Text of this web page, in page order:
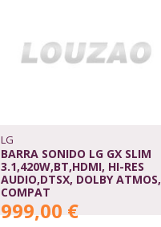
LG
BARRA SONIDO LG GX SLIM
3.1,420W,BT,HDMI, HI-RES
AUDIO,DTSX, DOLBY ATMOS,
COMPAT
999,00 €